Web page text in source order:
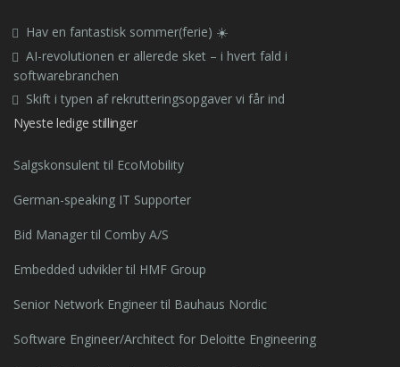
Hav en fantastisk sommer(ferie) ☀️
AI-revolutionen er allerede sket – i hvert fald i
softwarebranchen
Skift i typen af rekrutteringsopgaver vi får ind
Nyeste ledige stillinger
Salgskonsulent til EcoMobility
German-speaking IT Supporter
Bid Manager til Comby A/S
Embedded udvikler til HMF Group
Senior Network Engineer til Bauhaus Nordic
Software Engineer/Architect for Deloitte Engineering